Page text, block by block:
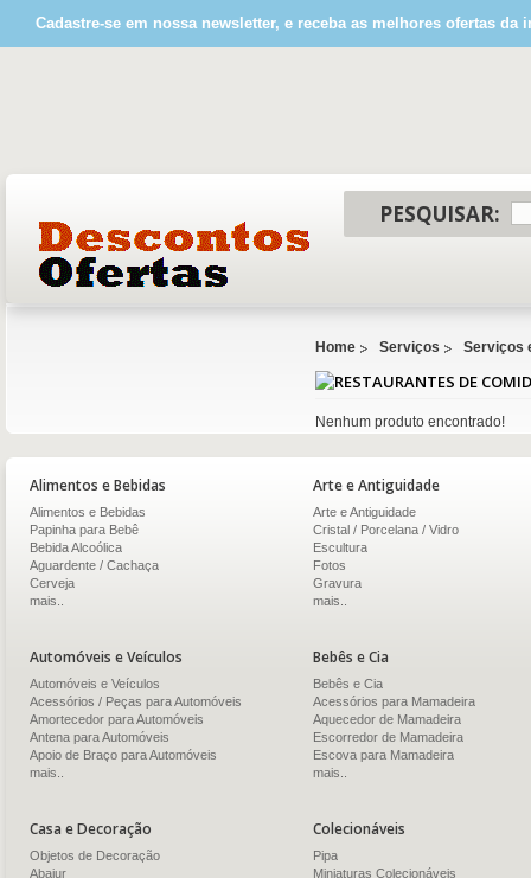
Cadastre-se em nossa newsletter, e receba as melhores ofertas da
PESQUISAR:
Home Serviços Serviços
Nenhum produto encontrado!
Alimentos e Bebidas
Alimentos e Bebidas
Papinha para Bebê
Bebida Alcoólica
Aguardente / Cachaça
Cerveja
mais..
Arte e Antiguidade
Arte e Antiguidade
Cristal / Porcelana / Vidro
Escultura
Fotos
Gravura
mais..
Automóveis e Veículos
Automóveis e Veículos
Acessórios / Peças para Automóveis
Amortecedor para Automóveis
Antena para Automóveis
Apoio de Braço para Automóveis
mais..
Bebês e Cia
Bebês e Cia
Acessórios para Mamadeira
Aquecedor de Mamadeira
Escorredor de Mamadeira
Escova para Mamadeira
mais..
Casa e Decoração
Objetos de Decoração
Abajur
Colecionáveis
Pipa
Miniaturas Colecionáveis